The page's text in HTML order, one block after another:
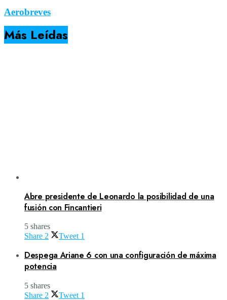
Aerobreves
Más Leídas
Abre presidente de Leonardo la posibilidad de una
fusión con Fincantieri
5 shares
Share 2 Tweet 1
Despega Ariane 6 con una configuración de máxima
potencia
5 shares
Share 2 Tweet 1